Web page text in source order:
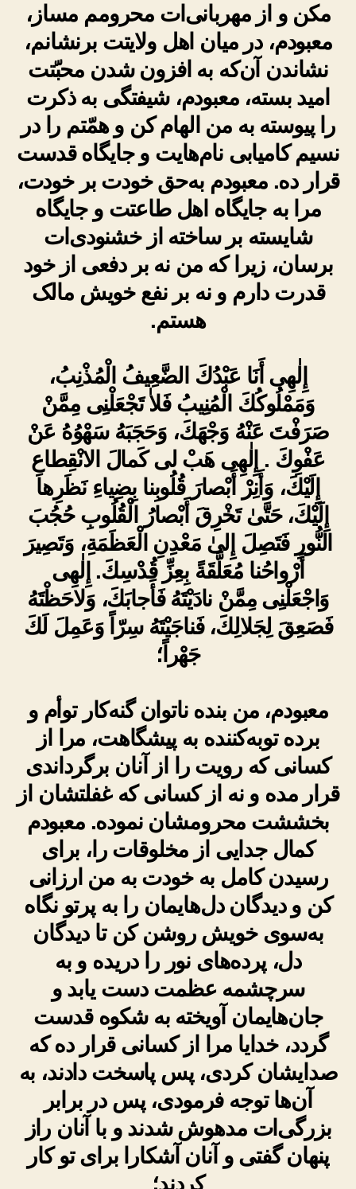
مکن و از مهربانی‌ات محرومم مساز،
معبودم، در میان اهل ولایتت برنشانم،
نشاندن آن‌که به افزون شدن محبّتت
امید بسته، معبودم، شیفتگی به ذکرت
را پیوسته به من الهام کن و همّتم را در
نسیم کامیابی نام‌هایت و جایگاه قدست
قرار ده. معبودم به‌حق خودت بر خودت،
مرا به جایگاه اهل طاعتت و جایگاه
شایسته بر ساخته از خشنودی‌ات
برسان، زیرا که من نه بر دفعی از خود
قدرت دارم و نه بر نفع خویش مالک
هستم.
إِلٰهِى أَنَا عَبْدُكَ الضَّعِيفُ الْمُذْنِبُ،
وَمَمْلُوكُكَ الْمُنِيبُ فَلاٰ تَجْعَلْنِى مِمَّنْ
صَرَفْتَ عَنْهُ وَجْهَكَ، وَحَجَبَهُ سَهْوُهُ عَنْ
عَفْوِكَ . إِلٰهِى هَبْ لى كَمالَ الانْقِطاعِ
إِلَيْكَ، وَأَنِرْ أَبْصارَ قُلُوبِنا بِضِياءِ نَظَرِها
إِلَيْكَ، حَتَّىٰ تَخْرِقَ أَبْصارُ الْقُلُوبِ حُجُبَ
النُّورِ فَتَصِلَ إِلىٰ مَعْدِنِ الْعَظَمَةِ، وَتَصِيرَ
أَرْواحُنا مُعَلَّقَةً بِعِزِّ قُدْسِكَ. إِلٰهِى
وَاجْعَلْنِى مِمَّنْ نادَيْتَهُ فَأَجابَكَ، وَلاحَظْتَهُ
فَصَعِقَ لِجَلالِكَ، فَناجَيْتَهُ سِرّاً وَعَمِلَ لَكَ
جَهْراً؛
معبودم، من بنده ناتوان گنه‌کار توأم و
برده توبه‌کننده به پیشگاهت، مرا از
کسانی که رویت را از آنان برگرداندی
قرار مده و نه از کسانی که غفلتشان از
بخششت محرومشان نموده. معبودم
کمال جدایی از مخلوقات را، برای
رسیدن کامل به خودت به من ارزانی
کن و دیدگان دل‌هایمان را به پرتو نگاه
به‌سوی خویش روشن کن تا دیدگان
دل، پرده‌های نور را دریده و به
سرچشمه عظمت دست یابد و
جان‌هایمان آویخته به شکوه قدست
گردد، خدایا مرا از کسانی قرار ده که
صدایشان کردی، پس پاسخت دادند، به
آن‌ها توجه فرمودی، پس در برابر
بزرگی‌ات مدهوش شدند و با آنان راز
پنهان گفتی و آنان آشکارا برای تو کار
کردند؛